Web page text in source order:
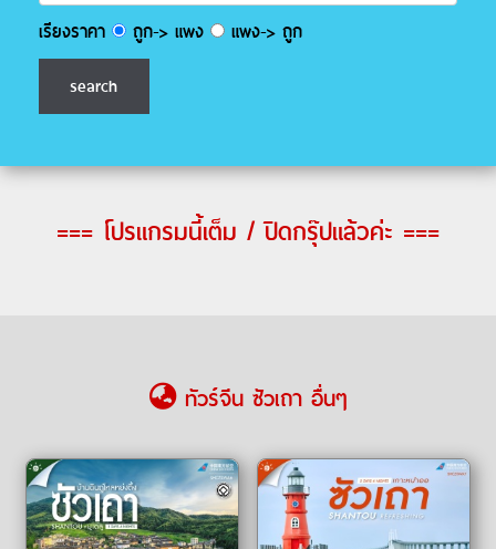
เรียงราคา ถูก-> แพง แพง-> ถูก
=== โปรแกรมนี้เต็ม / ปิดกรุ๊ปแล้วค่ะ ===
ทัวร์จีน ซัวเถา อื่นๆ